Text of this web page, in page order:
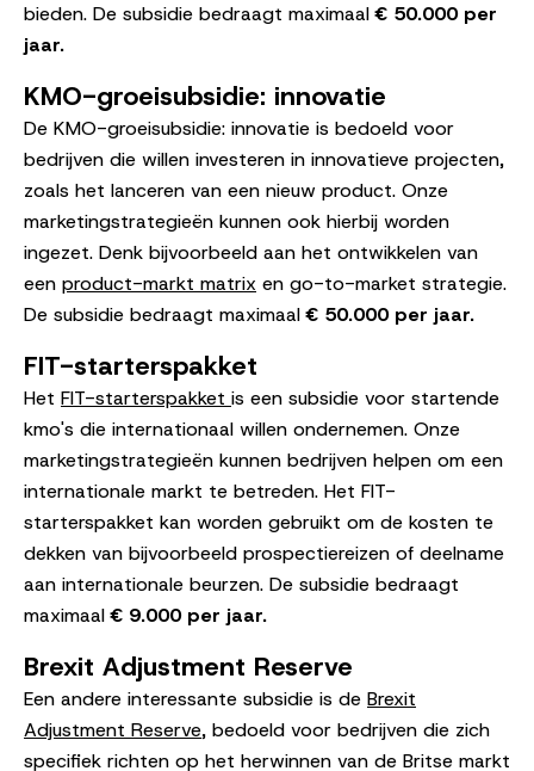
bieden. De subsidie bedraagt maximaal€ 50.000 per
jaar.
KMO-groeisubsidie: innovatie
De KMO-groeisubsidie: innovatie is bedoeld voor
bedrijven die willen investeren in innovatieve projecten,
zoals het lanceren van een nieuw product. Onze
marketingstrategieën kunnen ook hierbij worden
ingezet. Denk bijvoorbeeld aan het ontwikkelen van
een product-markt matrix en go-to-market strategie.
De subsidie bedraagt maximaal€ 50.000 per jaar.
FIT-starterspakket
Het FIT-starterspakket is een subsidie voor startende
kmo's die internationaal willen ondernemen. Onze
marketingstrategieën kunnen bedrijven helpen om een
internationale markt te betreden. Het FIT-
starterspakket kan worden gebruikt om de kosten te
dekken van bijvoorbeeld prospectiereizen of deelname
aan internationale beurzen. De subsidie bedraagt
maximaal€ 9.000 per jaar.
Brexit Adjustment Reserve
Een andere interessante subsidie is de Brexit
Adjustment Reserve, bedoeld voor bedrijven die zich
specifiek richten op het herwinnen van de Britse markt